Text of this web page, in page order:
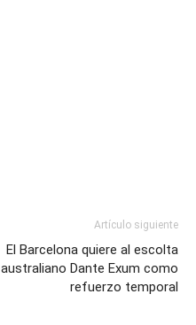
Artículo siguiente
El Barcelona quiere al escolta
australiano Dante Exum como
refuerzo temporal